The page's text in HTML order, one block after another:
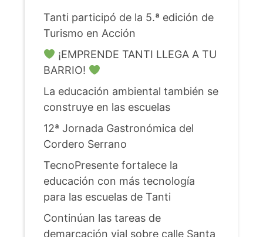
Tanti participó de la 5.ª edición de
Turismo en Acción
¡EMPRENDE TANTI LLEGA A TU
BARRIO!
La educación ambiental también se
construye en las escuelas
12ª Jornada Gastronómica del
Cordero Serrano
TecnoPresente fortalece la
educación con más tecnología
para las escuelas de Tanti
Continúan las tareas de
demarcación vial sobre calle Santa